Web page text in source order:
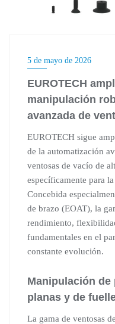
5 de mayo de 2026
EUROTECH
manipulación
avanzada de
EUROTECH sigue
de la automatización
ventosas de vacío de
específicamente para
Concebida
de brazo (EOAT), la
rendimiento,
fundamentales en el
constante evolución.
Manipulación
planas y de
La gama de ventosas